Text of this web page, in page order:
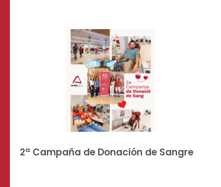
2ª Campaña de Donación de Sangre